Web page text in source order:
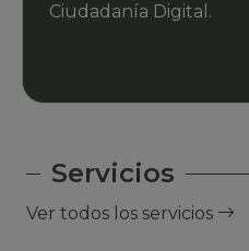
Ciudadanía Digital.
Servicios
Ver todos los servicios